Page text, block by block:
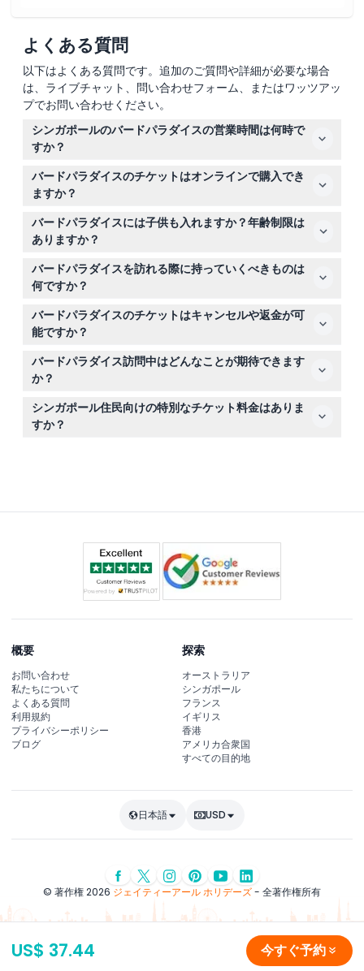
US$ 37.44 今すぐ予約
よくある質問
以下はよくある質問です。追加のご質問や詳細が必要な場合
は、ライブチャット、問い合わせフォーム、またはワッツアッ
プでお問い合わせください。
シンガポールのバードパラダイスの営業時間は何時で
すか？
バードパラダイスは毎日午前9時から午後6時まで営業し
ており、最終入場は午後5時までです（変更の可能性があ
りますので、予約時にご確認ください）。
バードパラダイスのチケットはオンラインで購入でき
ますか？
はい、当サイトで簡単にバードパラダイスのチケットをオ
ンライン予約できます。地元住民向けの割引も利用可能な
ことが多いです。
バードパラダイスには子供も入れますか？年齢制限は
ありますか？
0歳から2歳までの子供は無料で入場できますが、13歳未
満の子供は常に有料の大人の同伴が必要です。
バードパラダイスを訪れる際に持っていくべきものは
何ですか？
歩きやすい靴、水分を持参し、鳥たちを驚かせる強い香水
は避けてください。
バードパラダイスのチケットはキャンセルや返金が可
能ですか？
バードパラダイスのチケットは返金不可・キャンセル不可
ですので、予約日時をよく確認してから購入してくださ
い。
バードパラダイス訪問中はどんなことが期待できます
か？
8つのテーマ別の大型鳥類飼育場で400種以上、3,500羽
以上の鳥をご覧いただけます。また、毎日トレーナーによ
るバードショーもお楽しみいただけます。
シンガポール住民向けの特別なチケット料金はありま
すか？
概要
お問い合わせ
私たちについて
よくある質問
利用規約
プライバシーポリシー
ブログ
探索
オーストラリア
シンガポール
フランス
イギリス
香港
アメリカ合衆国
すべての目的地
日本語 USD
© 著作権 2026 ジェイティーアール ホリデーズ- 全著作権所有